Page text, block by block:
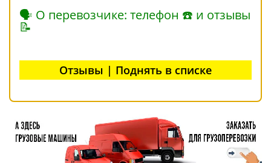
🗣 О перевозчике: телефон ☎ и отзывы
📝
Отзывы | Поднять в списке